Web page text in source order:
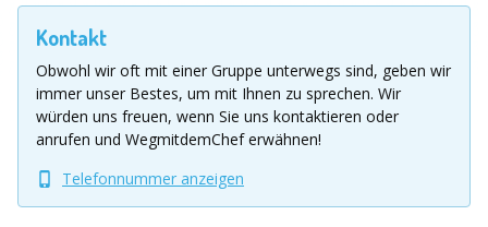
Andere Aktivitäten dieser Firma
Kontakt
Obwohl wir oft mit einer Gruppe unterwegs sind, geben wir
immer unser Bestes, um mit Ihnen zu sprechen. Wir
würden uns freuen, wenn Sie uns kontaktieren oder
anrufen und WegmitdemChef erwähnen!
Telefonnummer anzeigen